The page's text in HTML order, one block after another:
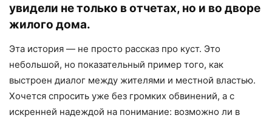
увидели не только в отчетах, но и во дворе
жилого дома.
Эта история — не просто рассказ про куст. Это
небольшой, но показательный пример того, как
выстроен диалог между жителями и местной властью.
Хочется спросить уже без громких обвинений, а с
искренней надеждой на понимание: возможно ли в